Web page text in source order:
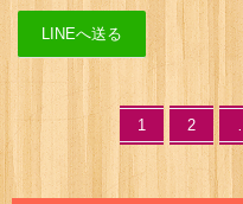
LINEへ送る
1 2